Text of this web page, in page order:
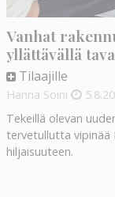
Vanhat
yllättävällä
Tilaajille
Hanna Soini
Tekeillä olevan
tervetullutta vipinää
hiljaisuuteen.